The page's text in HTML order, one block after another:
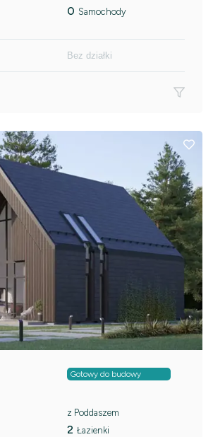
0 Samochody
Bez działki
Gotowy do budowy
z Poddaszem
2 Łazienki